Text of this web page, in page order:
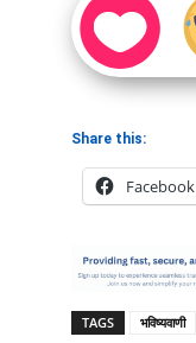
Share this:
Facebook
TAGS भविष्यवाणी